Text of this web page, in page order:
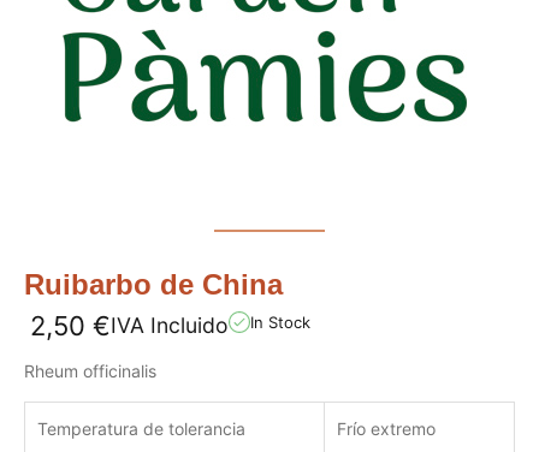
Ruibarbo de China
2,50 €IVA Incluido In Stock
Rheum officinalis
Temperatura de tolerancia Frío extremo